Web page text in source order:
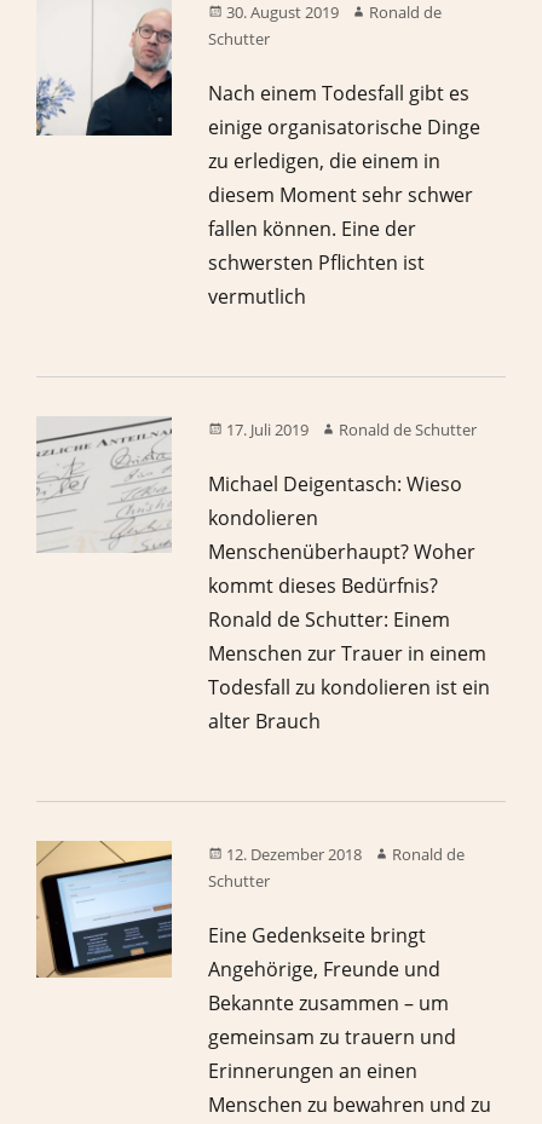
30. August 2019
Ronald de
Schutter
Nach einem Todesfall gibt es
einige organisatorische Dinge
zu erledigen, die einem in
diesem Moment sehr schwer
fallen können. Eine der
schwersten Pflichten ist
vermutlich
17. Juli 2019 Ronald de Schutter
Michael Deigentasch: Wieso
kondolieren
Menschenüberhaupt? Woher
kommt dieses Bedürfnis?
Ronald de Schutter: Einem
Menschen zur Trauer in einem
Todesfall zu kondolieren ist ein
alter Brauch
12. Dezember 2018
Ronald de
Schutter
Eine Gedenkseite bringt
Angehörige, Freunde und
Bekannte zusammen – um
gemeinsam zu trauern und
Erinnerungen an einen
Menschen zu bewahren und zu